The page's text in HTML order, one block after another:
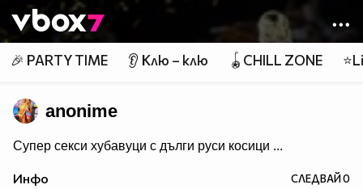
Member of
👾
🎉 PARTY TIME 👂 Клю – клю 🪀CHILL ZONE
anonime
Супер секси хубавуци с дълги руси косици ...
Инфо СЛЕДВАЙ0